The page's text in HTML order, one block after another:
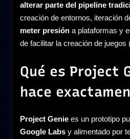
alterar parte del pipeline
creación de entornos, iteración
meter presión a plataformas y
de facilitar la creación de
Qué es Project
hace
Project Genie es un prototipo
Google Labs y alimentado por